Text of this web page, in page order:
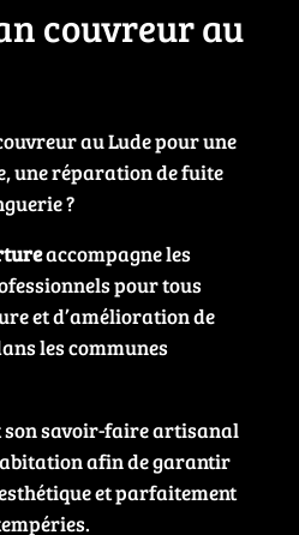
couvreur au
au Lude pour une
une réparation de fuite
?
accompagne les
pour tous
et d’amélioration de
les communes
son savoir-faire artisanal
afin de garantir
et parfaitement